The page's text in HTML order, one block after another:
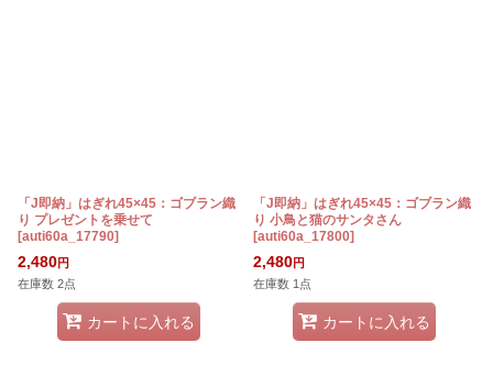
「J即納」はぎれ45×45：ゴブラン織
り プレゼントを乗せて
[auti60a_17790]
2,480円
在庫数 2点
カートに入れる
「J即納」はぎれ45×45：ゴブラン織
り 小鳥と猫のサンタさん
[auti60a_17800]
2,480円
在庫数 1点
カートに入れる